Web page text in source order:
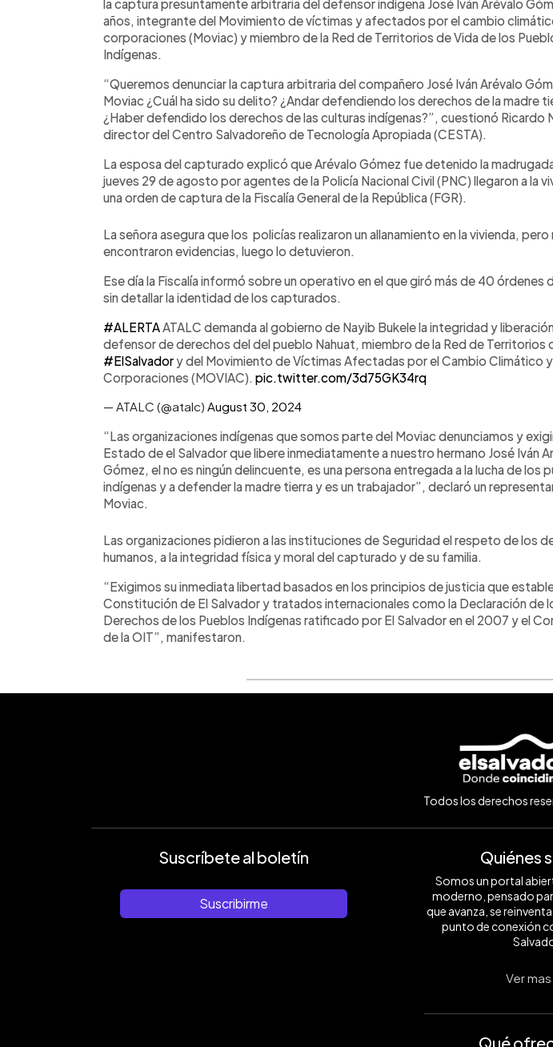
la captura presuntamente arbitraria del defensor indígena José Iván Arévalo
años, integrante del Movimiento de víctimas y afectados por el cambio
corporaciones (Moviac) y miembro de la Red de Territorios de Vida de los
Indígenas.
“Queremos denunciar la captura arbitraria del compañero José Iván Arévalo
Moviac ¿Cuál ha sido su delito? ¿Andar defendiendo los derechos de la madre
¿Haber defendido los derechos de las culturas indígenas?”, cuestionó Ricardo
director del Centro Salvadoreño de Tecnología Apropiada (CESTA).
La esposa del capturado explicó que Arévalo Gómez fue detenido la
jueves 29 de agosto por agentes de la Policía Nacional Civil (PNC) llegaron a la
una orden de captura de la Fiscalía General de la República (FGR).
La señora asegura que los policías realizaron un allanamiento en la vivienda, pero
encontraron evidencias, luego lo detuvieron.
Ese día la Fiscalía informó sobre un operativo en el que giró más de 40 órdenes
sin detallar la identidad de los capturados.
#ALERTA ATALC demanda al gobierno de Nayib Bukele la integridad y
defensor de derechos del del pueblo Nahuat, miembro de la Red de Territorios
#ElSalvador y del Movimiento de Víctimas Afectadas por el Cambio Climático y
Corporaciones (MOVIAC). pic.twitter.com/3d75GK34rq
— ATALC (@atalc) August 30, 2024
“Las organizaciones indígenas que somos parte del Moviac denunciamos y
Estado de el Salvador que libere inmediatamente a nuestro hermano José Iván
Gómez, el no es ningún delincuente, es una persona entregada a la lucha de los
indígenas y a defender la madre tierra y es un trabajador”, declaró un
Moviac.
Las organizaciones pidieron a las instituciones de Seguridad el respeto de los
humanos, a la integridad física y moral del capturado y de su familia.
“Exigimos su inmediata libertad basados en los principios de justicia que
Constitución de El Salvador y tratados internacionales como la Declaración de
Derechos de los Pueblos Indígenas ratificado por El Salvador en el 2007 y el
de la OIT”, manifestaron.
Todos los derechos
Suscríbete al boletín
Suscribirme
Quiénes
Somos un portal
moderno, pensado
que avanza, se
punto de conexión
Ver
Qué